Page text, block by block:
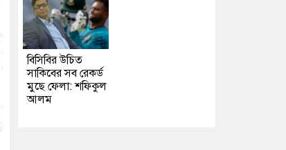
বিসিবির উচিত
সাকিবের সব রেকর্ড
মুছে ফেলা: শফিকুল
আলম